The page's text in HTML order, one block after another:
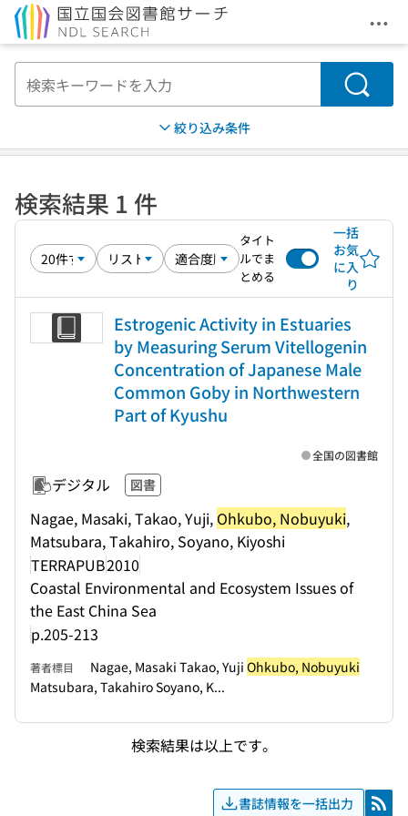
メ
検索
絞り込み条件
検索結果 1 件
タイト
ルでま
とめる
一括
お気
に入
り
Estrogenic Activity in Estuaries
by Measuring Serum Vitellogenin
Concentration of Japanese Male
Common Goby in Northwestern
Part of Kyushu
デジタル 図書
Nagae, Masaki, Takao, Yuji, Ohkubo, Nobuyuki,
Matsubara, Takahiro, Soyano, Kiyoshi
TERRAPUB2010
Coastal Environmental and Ecosystem Issues of
the East China Sea
p.205-213
全国の図書館
著者標目 Nagae, Masaki Takao, Yuji Ohkubo, Nobuyuki
Matsubara, Takahiro Soyano, K...
検索結果は以上です。
書誌情報を一括出力